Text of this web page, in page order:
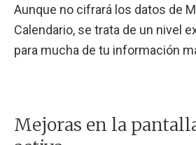
Aunque no cifrará los datos de
Calendario, se trata de un nivel
para mucha de tu información
Mejoras en la